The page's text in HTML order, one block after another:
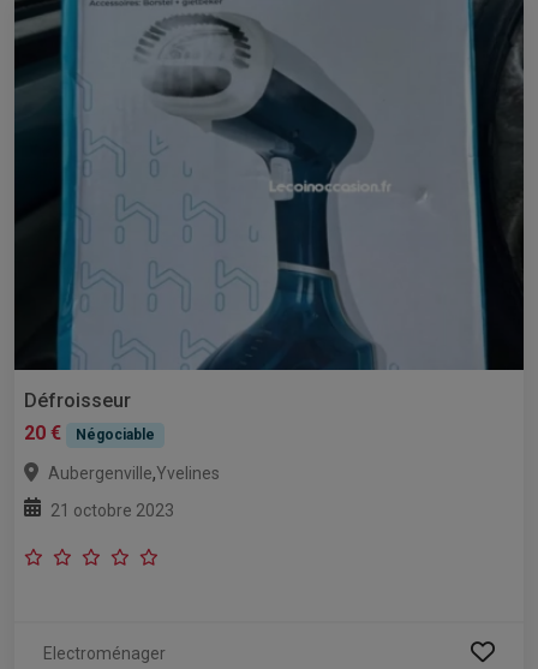
Défroisseur
20 €
Négociable
Aubergenville,Yvelines
21 octobre 2023
Electroménager